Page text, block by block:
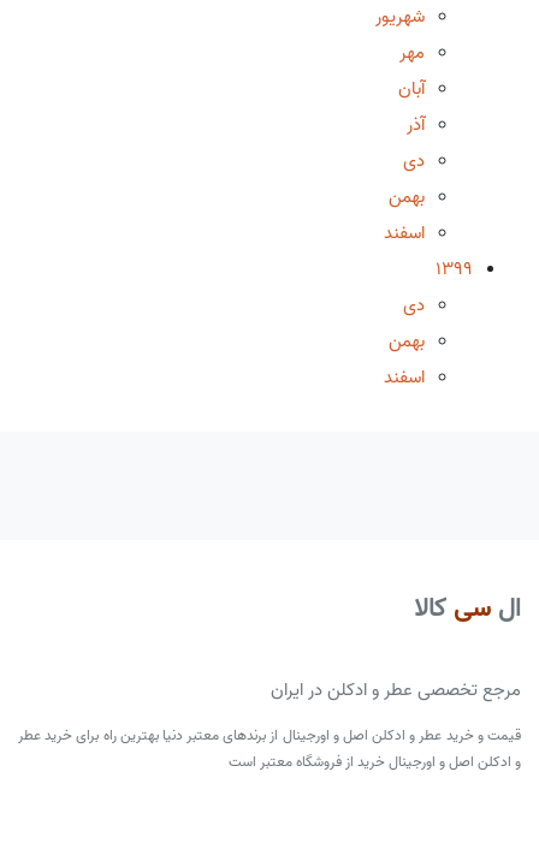
شهریور
مهر
آبان
آذر
دی
بهمن
اسفند
1399
دی
بهمن
اسفند
ال سی کالا
مرجع تخصصی عطر و ادکلن در ایران
قیمت و خرید عطر و ادکلن اصل و اورجینال از برندهای معتبر دنیا بهترین راه برای خرید عطر
و ادکلن اصل و اورجینال خرید از فروشگاه معتبر است